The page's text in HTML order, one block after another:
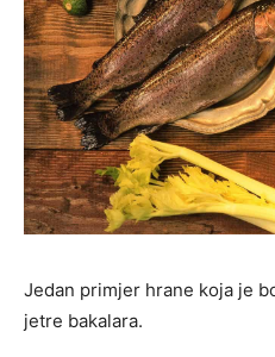
Jedan primjer hrane koja je
jetre bakalara.